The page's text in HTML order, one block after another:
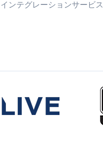
インテグレーションサービス